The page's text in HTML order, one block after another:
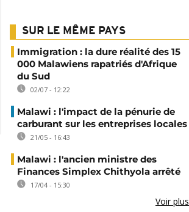
SUR LE MÊME PAYS
Immigration : la dure réalité des 15
000 Malawiens rapatriés d'Afrique
du Sud
02/07 - 12:22
Malawi : l'impact de la pénurie de
carburant sur les entreprises locales
21/05 - 16:43
Malawi : l'ancien ministre des
Finances Simplex Chithyola arrêté
17/04 - 15:30
Voir plus